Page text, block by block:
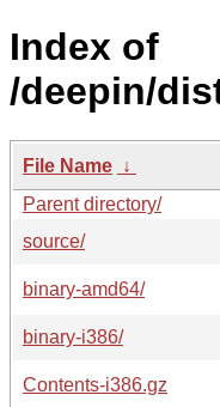
Index of
/deepin/
File Name ↓
Parent directory/
source/
binary-amd64/
binary-i386/
Contents-i386.gz